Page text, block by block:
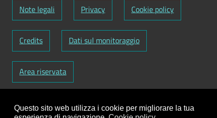
Questo sito web utilizza i cookie per migliorare la tua
Note legali Privacy Cookie policy
Credits Dati sul monitoraggio
Area riservata
Codice Fiscale: 82000090751-Partita IVA: